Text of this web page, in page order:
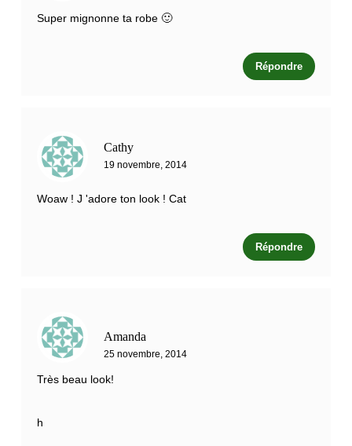
Super mignonne ta robe 🙂
Répondre
Cathy
19 novembre, 2014
Woaw ! J 'adore ton look ! Cat
Répondre
Amanda
25 novembre, 2014
Très beau look!
h